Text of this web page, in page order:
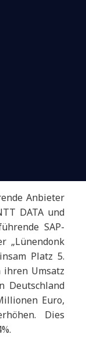
Anbieter
DATA und
SAP-
„Lünendonk
Platz 5.
ihren Umsatz
Deutschland
Euro,
Dies